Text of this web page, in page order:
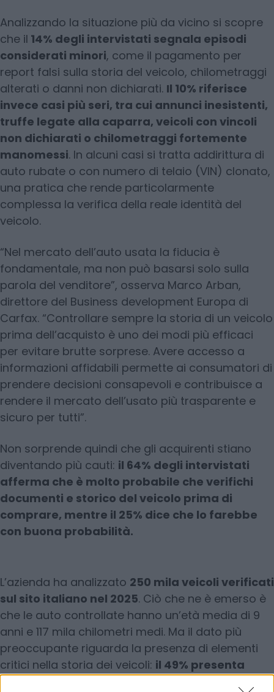
Analizzando la situazione più da vicino si scopre
che il 14% degli intervistati segnala episodi
considerati minori, come il pagamento per
report falsi sulla storia del veicolo, chilometraggi
alterati o danni non dichiarati. Il 10% riferisce
invece casi più seri, tra cui annunci inesistenti,
truffe legate alla caparra, veicoli con vincoli
non dichiarati o chilometraggi fortemente
manomessi. In alcuni casi si tratta addirittura di
auto rubate o con numero di telaio (VIN) clonato,
una pratica che rende particolarmente
complessa la verifica della reale identità del
veicolo.
“Nel mercato dell’auto usata la fiducia è
fondamentale, ma non può basarsi solo sulla
parola del venditore”, osserva Marco Arban,
direttore del Business development Europa di
Carfax. “Controllare sempre la storia di un veicolo
prima dell’acquisto è uno dei modi più efficaci
per evitare brutte sorprese. Avere accesso a
informazioni affidabili permette ai consumatori di
prendere decisioni consapevoli e contribuisce a
rendere il mercato dell’usato più trasparente e
sicuro per tutti”.
Non sorprende quindi che gli acquirenti stiano
diventando più cauti: il 64% degli intervistati
afferma che è molto probabile che verifichi
documenti e storico del veicolo prima di
comprare, mentre il 25% dice che lo farebbe
con buona probabilità.
L’azienda ha analizzato 250 mila veicoli verificati
sul sito italiano nel 2025. Ciò che ne è emerso è
che le auto controllate hanno un’età media di 9
anni e 117 mila chilometri medi. Ma il dato più
preoccupante riguarda la presenza di elementi
critici nella storia dei veicoli: il 49% presenta
almeno un evento di rischio